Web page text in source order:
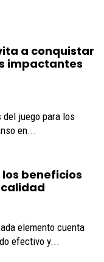
a conquistar
impactantes
del juego para los
en...
beneficios
elemento cuenta
efectivo y...